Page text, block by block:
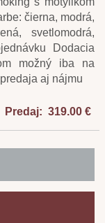
čierna, modrá,
svetlomodrá,
Dodacia
možný iba na
aj nájmu
Predaj: 319.00 €